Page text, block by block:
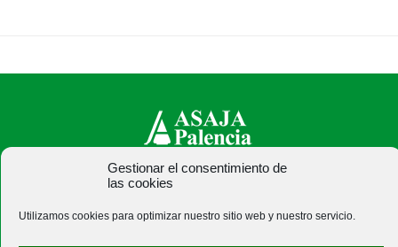
Gestionar el consentimiento de
las cookies
Utilizamos cookies para optimizar nuestro sitio web y nuestro servicio.
ASAJA Palencia - Jóvenes Agricultores
C/ Felipe Prieto, 8. Pza. Bigar Centro - 34001 Palencia -
España · Tel.: +34 979 752 344 ·